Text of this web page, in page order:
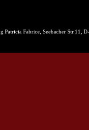
Fabrice, Seebacher Str.11,